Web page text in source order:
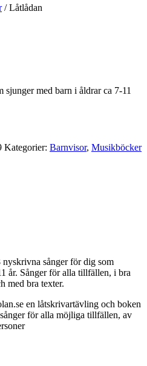
/ Låtlådan
med barn i åldrar ca 7-11
Kategorier: Barnvisor, Musikböcker
sånger för dig som
år. Sånger för alla tillfällen, i bra
med bra texter.
en låtskrivartävling och boken
för alla möjliga tillfällen, av